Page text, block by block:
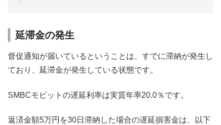
延滞金の発生
督促通知が届いているということは、すでに滞納が発生し
ており、延滞金が発生している状態です。
SMBCモビットの遅延利率は実質年率20.0％です。
返済金額5万円を30日滞納した場合の遅延損害金は、以下